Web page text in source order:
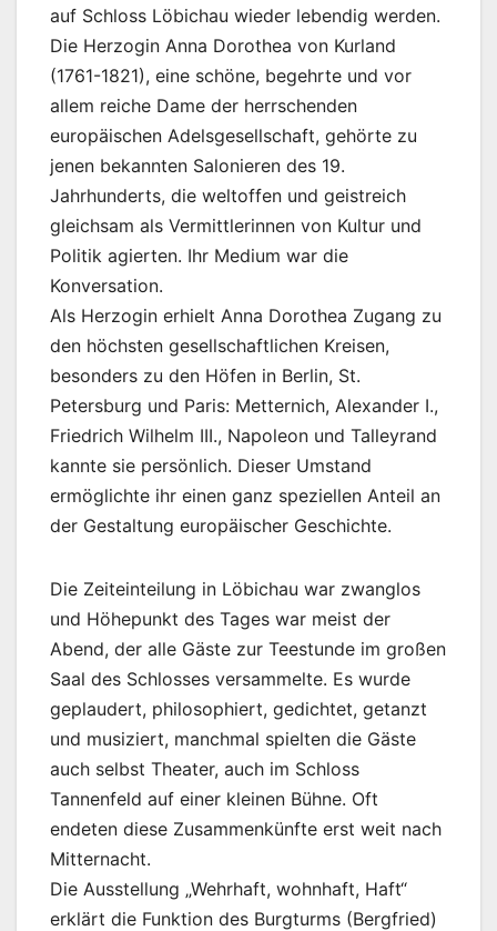
auf Schloss Löbichau wieder lebendig werden.
Die Herzogin Anna Dorothea von Kurland
(1761-1821), eine schöne, begehrte und vor
allem reiche Dame der herrschenden
europäischen Adelsgesellschaft, gehörte zu
jenen bekannten Salonieren des 19.
Jahrhunderts, die weltoffen und geistreich
gleichsam als Vermittlerinnen von Kultur und
Politik agierten. Ihr Medium war die
Konversation.
Als Herzogin erhielt Anna Dorothea Zugang zu
den höchsten gesellschaftlichen Kreisen,
besonders zu den Höfen in Berlin, St.
Petersburg und Paris: Metternich, Alexander I.,
Friedrich Wilhelm III., Napoleon und Talleyrand
kannte sie persönlich. Dieser Umstand
ermöglichte ihr einen ganz speziellen Anteil an
der Gestaltung europäischer Geschichte.
Die Zeiteinteilung in Löbichau war zwanglos
und Höhepunkt des Tages war meist der
Abend, der alle Gäste zur Teestunde im großen
Saal des Schlosses versammelte. Es wurde
geplaudert, philosophiert, gedichtet, getanzt
und musiziert, manchmal spielten die Gäste
auch selbst Theater, auch im Schloss
Tannenfeld auf einer kleinen Bühne. Oft
endeten diese Zusammenkünfte erst weit nach
Mitternacht.
Die Ausstellung „Wehrhaft, wohnhaft, Haft“
erklärt die Funktion des Burgturms (Bergfried)